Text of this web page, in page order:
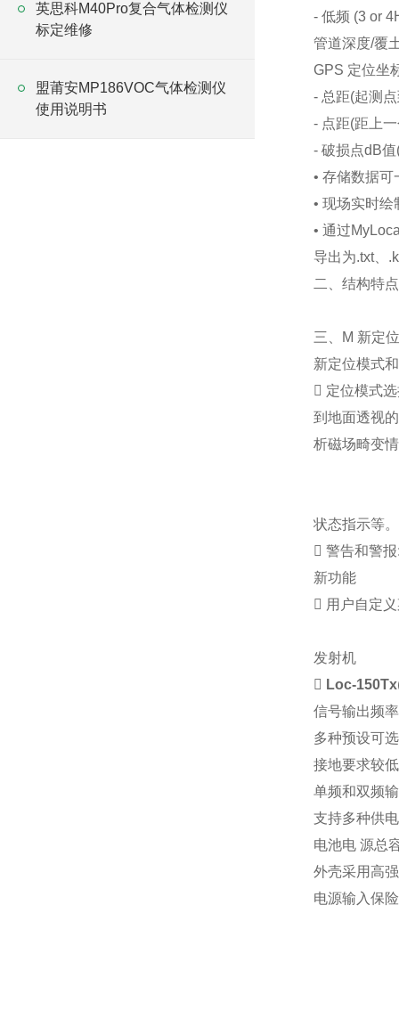
英思科M40Pro复合气体检测仪
标定维修
盟莆安MP186VOC气体检测仪
使用说明书
- 低频 (3 or
管道深度/覆
GPS 定位坐
- 总距(起测
- 点距(距上
- 破损点dB
• 存储数据
• 现场实时
• 通过
导出为.txt、
二、结构特点
三、M 新定
新定位模式
 定位模式
到地面透视
析磁场畸变
状态指示等
 警告和警
新功能
 用户自定
发射机
 Loc-150Tx
信号输出频
多种预设可
接地要求较
单频和双频
支持多种供
电池电 源总
外壳采用高
电源输入保